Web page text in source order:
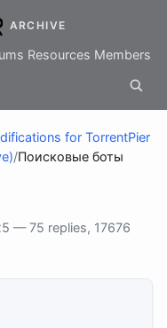
ARCHIVE
Resources Members
for TorrentPier
/Поисковые боты
— 75 replies, 17676